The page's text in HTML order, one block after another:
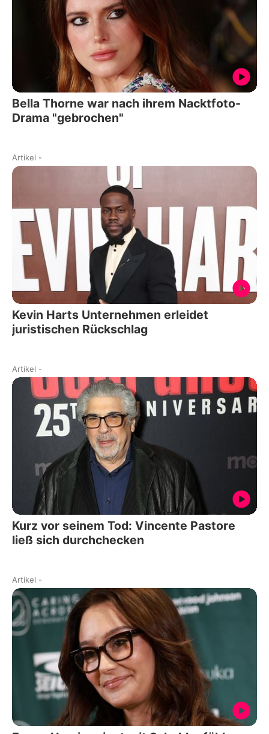
Bella Thorne war nach ihrem Nacktfoto-
Drama "gebrochen"
Artikel -
Kevin Harts Unternehmen erleidet
juristischen Rückschlag
Artikel -
Kurz vor seinem Tod: Vincente Pastore
ließ sich durchchecken
Artikel -